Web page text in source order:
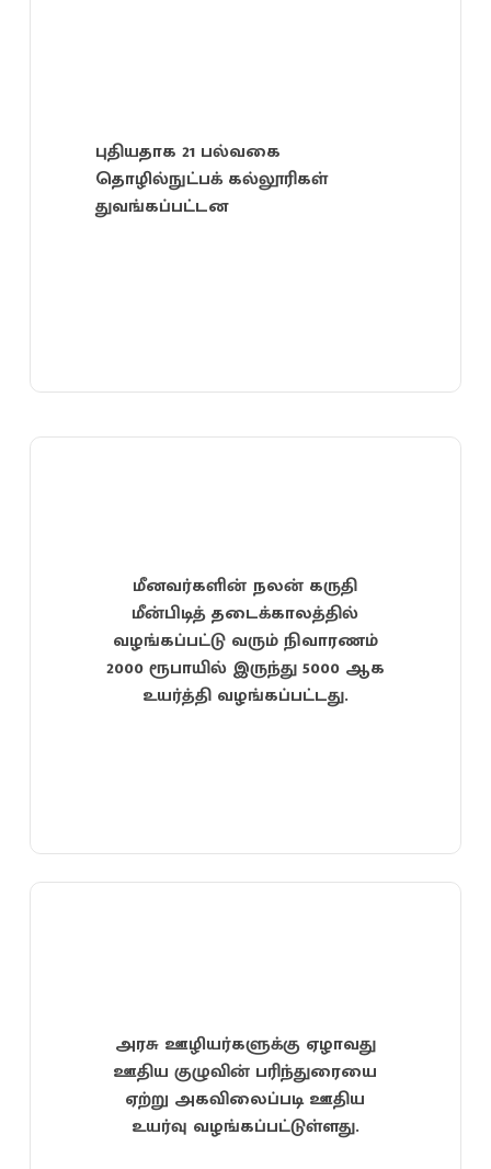
புதியதாக 21 பல்வகை
தொழில்நுட்பக் கல்லூரிகள்
துவங்கப்பட்டன
மீனவர்களின் நலன் கருதி
மீன்பிடித் தடைக்காலத்தில்
வழங்கப்பட்டு வரும் நிவாரணம்
2000 ரூபாயில் இருந்து 5000 ஆக
உயர்த்தி வழங்கப்பட்டது.
அரசு ஊழியர்களுக்கு ஏழாவது
ஊதிய குழுவின் பரிந்துரையை
ஏற்று அகவிலைப்படி ஊதிய
உயர்வு வழங்கப்பட்டுள்ளது.